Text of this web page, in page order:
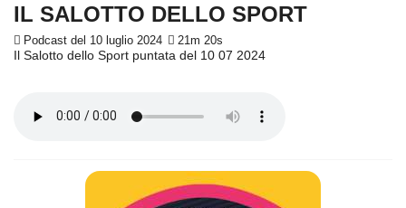
IL SALOTTO DELLO SPORT
Podcast del 10 luglio 2024 21m 20s
Il Salotto dello Sport puntata del 10 07 2024